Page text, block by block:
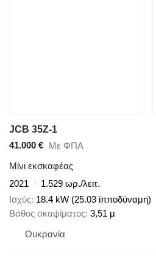
JCB 35Z-1
41.000 € Με ΦΠΑ
Μίνι εκσκαφέας
2021
1.529 ωρ./λειτ.
Ισχύς 18.4 kW (25.03 ίπποδύναμη)
Βάθος σκαψίματος 3,51 μ
Ουκρανία